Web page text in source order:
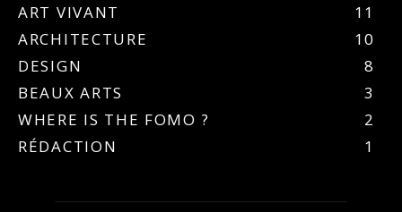
ART VIVANT
11
ARCHITECTURE
10
DESIGN
8
BEAUX ARTS
3
WHERE IS THE FOMO ?
2
RÉDACTION
1